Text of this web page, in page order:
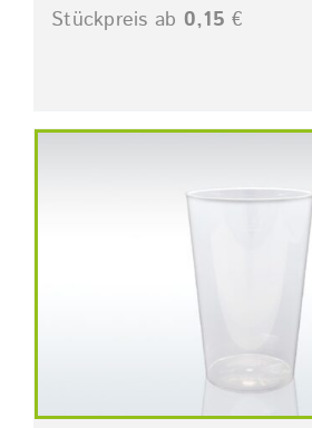
Stückpreis ab 0,15 €